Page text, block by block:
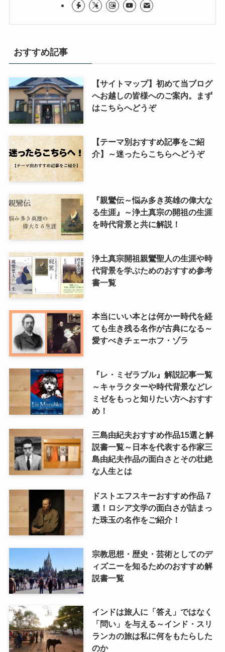
おすすめ記事
【サイトマップ】初めて当ブログ
へお越しの皆様へのご案内。まず
はこちらへどうぞ
【テーマ別おすすめ記事をご紹
介】～迷ったらこちらへどうぞ
『親鸞伝～悩み多き英雄の偉大な
る生涯』～浄土真宗の開祖の生涯
を時代背景と共に解説！
浄土真宗開祖親鸞聖人の生涯や時
代背景を学ぶためのおすすめ参考
書一覧
本当にいい本とは何かー時代を経
ても生き残る名作が古典になる～
愛すべきチェーホフ・ゾラ
『レ・ミゼラブル』解説記事一覧
～キャラクターや時代背景などレ
ミゼをもっと知りたい方へおすす
め！
三島由紀夫おすすめ作品15選と解
説書一覧～日本を代表する作家三
島由紀夫作品の面白さとその壮絶
な人生とは
ドストエフスキーおすすめ作品７
選！ロシア文学の面白さが詰まっ
た珠玉の名作をご紹介！
宗教思想・歴史・芸術としてのデ
ィズニーを知るためのおすすめ解
説書一覧
インドは旅人に「答え」ではなく
「問い」を与える～インド・スリ
ランカの旅は私に何をもたらした
のか